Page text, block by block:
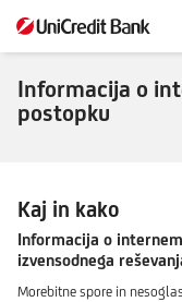
Informacija
internem
pritožbenem
postopku
Informacija o
postopku
Kaj in kako
Informacija o
izvensodnega
Morebitne spore in